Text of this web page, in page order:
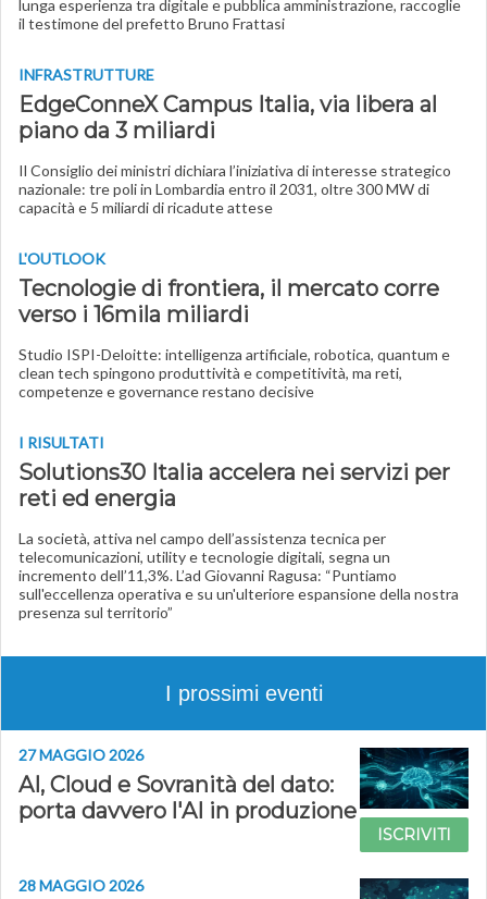
lunga esperienza tra digitale e pubblica amministrazione, raccoglie
il testimone del prefetto Bruno Frattasi
INFRASTRUTTURE
EdgeConneX Campus Italia, via libera al
piano da 3 miliardi
Il Consiglio dei ministri dichiara l’iniziativa di interesse strategico
nazionale: tre poli in Lombardia entro il 2031, oltre 300 MW di
capacità e 5 miliardi di ricadute attese
L'OUTLOOK
Tecnologie di frontiera, il mercato corre
verso i 16mila miliardi
Studio ISPI-Deloitte: intelligenza artificiale, robotica, quantum e
clean tech spingono produttività e competitività, ma reti,
competenze e governance restano decisive
I RISULTATI
Solutions30 Italia accelera nei servizi per
reti ed energia
La società, attiva nel campo dell’assistenza tecnica per
telecomunicazioni, utility e tecnologie digitali, segna un
incremento dell’11,3%. L’ad Giovanni Ragusa: “Puntiamo
sull'eccellenza operativa e su un'ulteriore espansione della nostra
presenza sul territorio”
I prossimi eventi
27 MAGGIO 2026
AI, Cloud e Sovranità del dato:
porta davvero l'AI in produzione
ISCRIVITI
28 MAGGIO 2026